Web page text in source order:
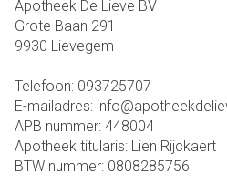
Apotheek De Lieve BV
Grote Baan 291
9930 Lievegem
Telefoon: 093725707
E-mailadres: info@
APB nummer: 448004
Apotheek titularis: Lien Rijckaert
BTW nummer: 0808285756